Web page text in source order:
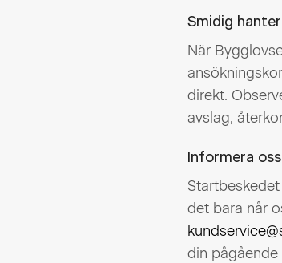
Smidig
När
direkt.
avslag,
Informera
det bara når
din